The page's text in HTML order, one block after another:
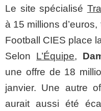
Le site spécialisé
à 15 millions
Football CIES place
Selon L’Équipe,
une offre de 18
janvier. Une autre
aurait aussi été